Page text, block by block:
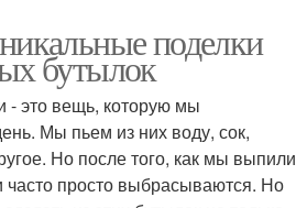
поделки
бутылок
- это вещь, которую мы
Мы пьем из них воду, сок,
Но после того, как мы выпили
просто выбрасываются. Но